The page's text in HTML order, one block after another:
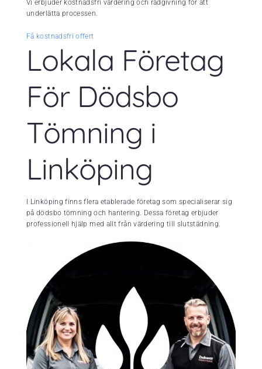
Vi erbjuder kostnadsfri värdering och rådgivning för att
underlätta processen.
Få kostnadsfri offert
Lokala Företag
För Dödsbo
Tömning i
Linköping
I Linköping finns flera etablerade företag som specialiserar sig
på dödsbo tömning och hantering. Dessa företag erbjuder
professionell hjälp med allt från värdering till slutstädning.